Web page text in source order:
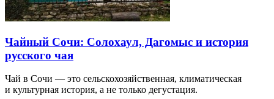
Чайный Сочи: Солохаул, Дагомыс и история
русского чая
Чай в Сочи — это сельскохозяйственная, климатическая
и культурная история, а не только дегустация.